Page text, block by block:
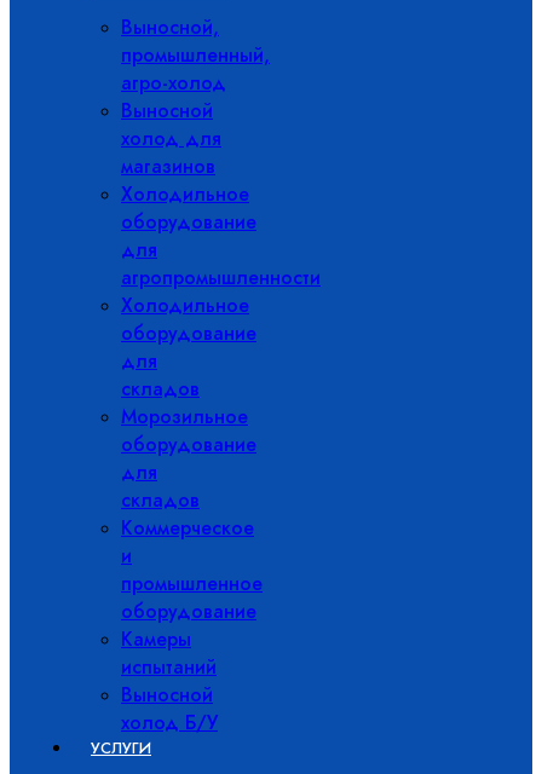
Выносной,
промышленный,
агро-холод
Выносной
холод для
магазинов
Холодильное
оборудование
для
агропромышленности
Холодильное
оборудование
для
складов
Морозильное
оборудование
для
складов
Коммерческое
и
промышленное
оборудование
Камеры
испытаний
Выносной
холод Б/У
УСЛУГИ